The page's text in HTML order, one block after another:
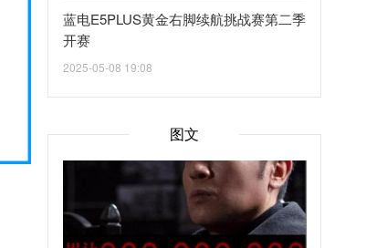
蓝电E5PLUS黄金右脚续航挑战赛第二季
开赛
2025-05-08 19:08
图文